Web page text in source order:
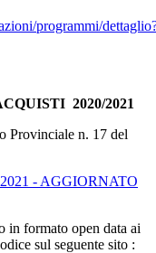
programmi/
2020/2021
Provinciale n. 17 del
- AGGIORNATO
in formato open data ai
sul seguente sito :